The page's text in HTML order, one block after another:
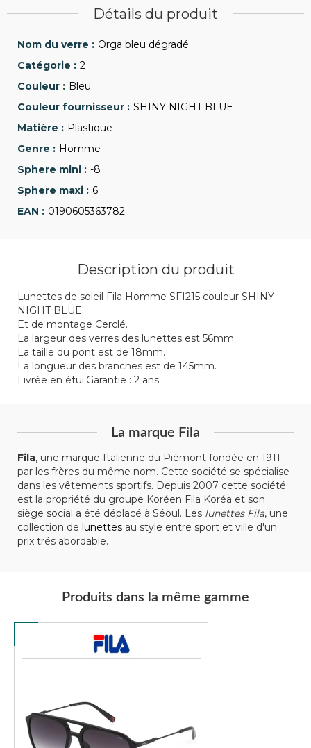
Détails du produit
Orga bleu dégradé
2
Bleu
SHINY NIGHT BLUE
Plastique
Homme
-8
6
0190605363782
Description du produit
Lunettes de soleil Fila Homme SFI215 couleur SHINY
NIGHT BLUE.
Et de montage Cerclé.
La largeur des verres des lunettes est 56mm.
La taille du pont est de 18mm.
La longueur des branches est de 145mm.
Livrée en étui.Garantie : 2 ans
La marque Fila
Fila, une marque Italienne du Piémont fondée en 1911
par les frères du même nom. Cette société se spécialise
dans les vêtements sportifs. Depuis 2007 cette société
est la propriété du groupe Koréen Fila Koréa et son
siège social a été déplacé à Séoul. Les lunettes Fila, une
collection de lunettes au style entre sport et ville d'un
prix trés abordable.
Produits dans la même gamme